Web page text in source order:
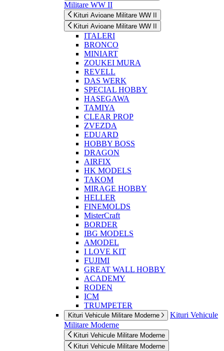
Militare WW II
Kituri Avioane Militare WW II
Kituri Avioane Militare WW II
ITALERI
BRONCO
MINIART
ZOUKEI MURA
REVELL
DAS WERK
SPECIAL HOBBY
HASEGAWA
TAMIYA
CLEAR PROP
ZVEZDA
EDUARD
HOBBY BOSS
DRAGON
AIRFIX
HK MODELS
TAKOM
MIRAGE HOBBY
HELLER
FINEMOLDS
MisterCraft
BORDER
IBG MODELS
AMODEL
I LOVE KIT
FUJIMI
GREAT WALL HOBBY
ACADEMY
RODEN
ICM
TRUMPETER
Kituri Vehicule Militare Moderne
Kituri Vehicule
Militare Moderne
Kituri Vehicule Militare Moderne
Kituri Vehicule Militare Moderne